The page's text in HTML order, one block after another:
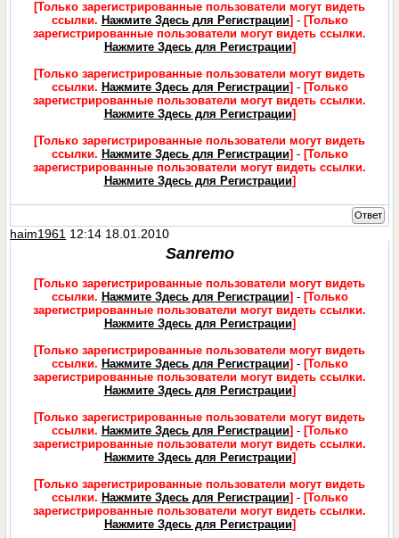
[Только зарегистрированные пользователи могут видеть
ссылки. Нажмите Здесь для Регистрации] - [Только
зарегистрированные пользователи могут видеть ссылки.
Нажмите Здесь для Регистрации]
[Только зарегистрированные пользователи могут видеть
ссылки. Нажмите Здесь для Регистрации] - [Только
зарегистрированные пользователи могут видеть ссылки.
Нажмите Здесь для Регистрации]
[Только зарегистрированные пользователи могут видеть
ссылки. Нажмите Здесь для Регистрации] - [Только
зарегистрированные пользователи могут видеть ссылки.
Нажмите Здесь для Регистрации]
Ответ
haim1961 12:14 18.01.2010
Sanremo
[Только зарегистрированные пользователи могут видеть
ссылки. Нажмите Здесь для Регистрации] - [Только
зарегистрированные пользователи могут видеть ссылки.
Нажмите Здесь для Регистрации]
[Только зарегистрированные пользователи могут видеть
ссылки. Нажмите Здесь для Регистрации] - [Только
зарегистрированные пользователи могут видеть ссылки.
Нажмите Здесь для Регистрации]
[Только зарегистрированные пользователи могут видеть
ссылки. Нажмите Здесь для Регистрации] - [Только
зарегистрированные пользователи могут видеть ссылки.
Нажмите Здесь для Регистрации]
[Только зарегистрированные пользователи могут видеть
ссылки. Нажмите Здесь для Регистрации] - [Только
зарегистрированные пользователи могут видеть ссылки.
Нажмите Здесь для Регистрации]